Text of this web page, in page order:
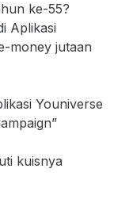
ke-55?
Aplikasi
money jutaan
Youniverse
kuisnya